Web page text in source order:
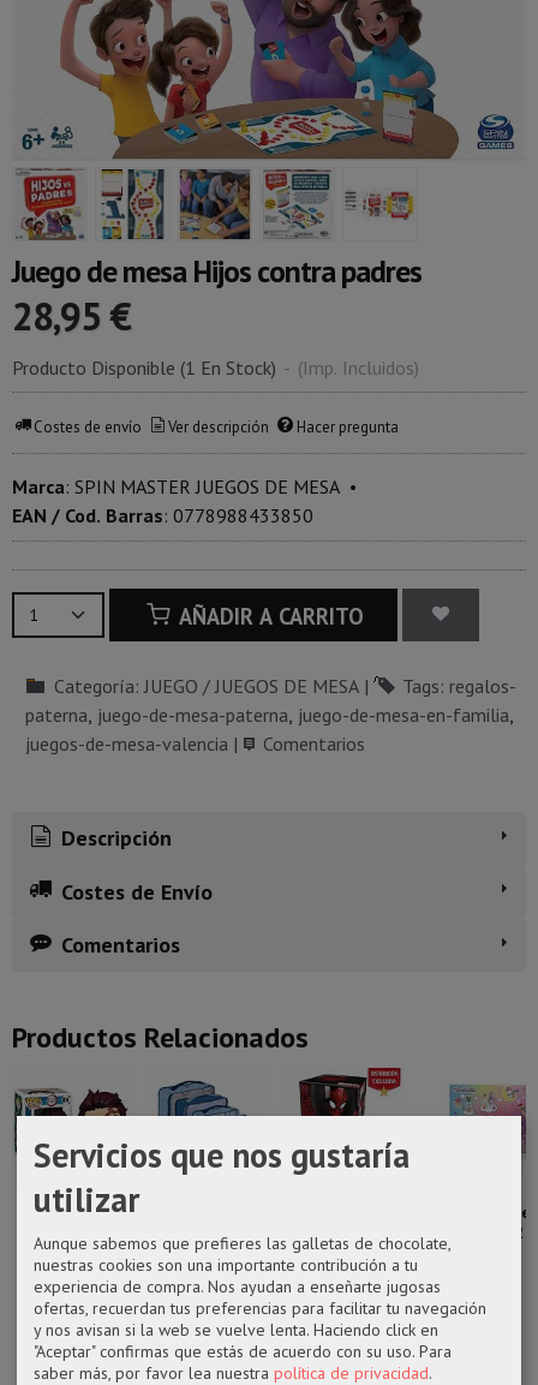
Juego de mesa Hijos contra padres
28,95 €
Producto Disponible (1 En Stock) - (Imp. Incluidos)
Costes de envío Ver descripción Hacer pregunta
Marca: SPIN MASTER JUEGOS DE MESA •
EAN / Cod. Barras: 0778988433850
AÑADIR A CARRITO
Categoría:JUEGO / JUEGOS DE MESA | Tags: regalos-
paterna juego-de-mesa-paterna juego-de-mesa-en-familia
juegos-de-mesa-valencia | Comentarios
Descripción
Costes de Envío
Comentarios
Productos Relacionados
Funko pop 874
Kamado...
22,99 €
organizador de
Stitch de
Disney
25,95 €
Spiderman de
Marvel
11,95 €
Calendario de
adviento 12
13,90 €
Servicios que nos gustaría
utilizar
Aunque sabemos que prefieres las galletas de chocolate,
nuestras cookies son una importante contribución a tu
experiencia de compra. Nos ayudan a enseñarte jugosas
ofertas, recuerdan tus preferencias para facilitar tu navegación
y nos avisan si la web se vuelve lenta. Haciendo click en
"Aceptar" confirmas que estás de acuerdo con su uso. Para
saber más, por favor lea nuestra política de privacidad.